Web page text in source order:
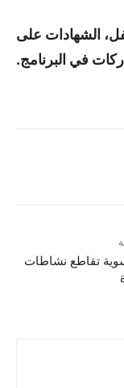
الشهادات على
في البرنامج.
تقاطع نشاطات